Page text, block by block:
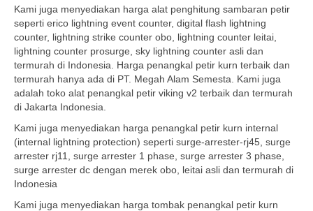
Kami juga menyediakan harga alat penghitung sambaran petir
seperti erico lightning event counter, digital flash lightning
counter, lightning strike counter obo, lightning counter leitai,
lightning counter prosurge, sky lightning counter asli dan
termurah di Indonesia. Harga penangkal petir kurn terbaik dan
termurah hanya ada di PT. Megah Alam Semesta. Kami juga
adalah toko alat penangkal petir viking v2 terbaik dan termurah
di Jakarta Indonesia.
Kami juga menyediakan harga penangkal petir kurn internal
(internal lightning protection) seperti surge-arrester-rj45, surge
arrester rj11, surge arrester 1 phase, surge arrester 3 phase,
surge arrester dc dengan merek obo, leitai asli dan termurah di
Indonesia
Kami juga menyediakan harga tombak penangkal petir kurn